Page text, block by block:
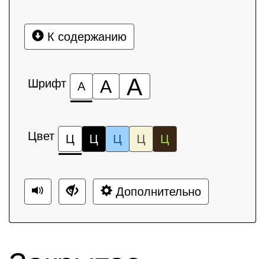
К содержанию
Шрифт А А А
Цвет Ц Ц Ц Ц Ц
Дополнительно